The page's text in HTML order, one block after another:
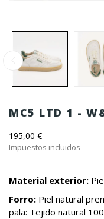
MC5 LTD 1 -
195,00 €
Impuestos incluidos
Material exterior:
Forro: Piel natural
pala: Tejido natural